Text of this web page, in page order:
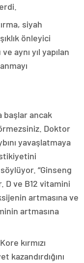
siyah
önleyici
aynı yıl yapılan
başlar ancak
Doktor
yavaşlatmaya
“Ginseng
D ve B12 vitamini
artmasına ve
artmasına
kırmızı